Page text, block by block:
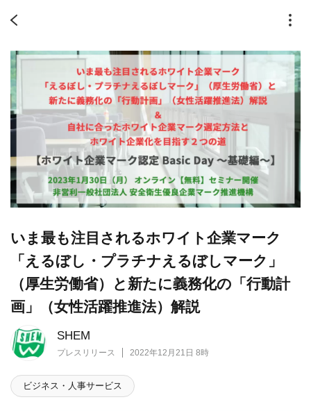
SHEM
プレスリリース 2022年12月21日 8時
いま最も注目されるホワイト企業マーク
「えるぼし・プラチナえるぼしマーク」
（厚生労働省）と新たに義務化の「行動計
画」（女性活躍推進法）解説
ビジネス・人事サービス